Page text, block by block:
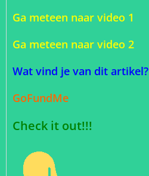
Ga meteen naar video 1
Ga meteen naar video 2
Wat vind je van dit artikel?
GoFundMe
Check it out!!!